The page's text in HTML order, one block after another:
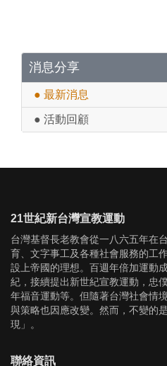
消息分享
● 最新消息
● 活動回顧
21世紀新台灣宣教運動
台灣基督長老教會從一八六五年在
育、文字事工及各種社會服務的工
設上帝國的理想。百週年倍加運動
紀，接續提出新世紀宣教運動，忠
年福音運動等。但隨著台灣社會情
與策略也因應改變。然而，不變的
現」。
聯絡資訊